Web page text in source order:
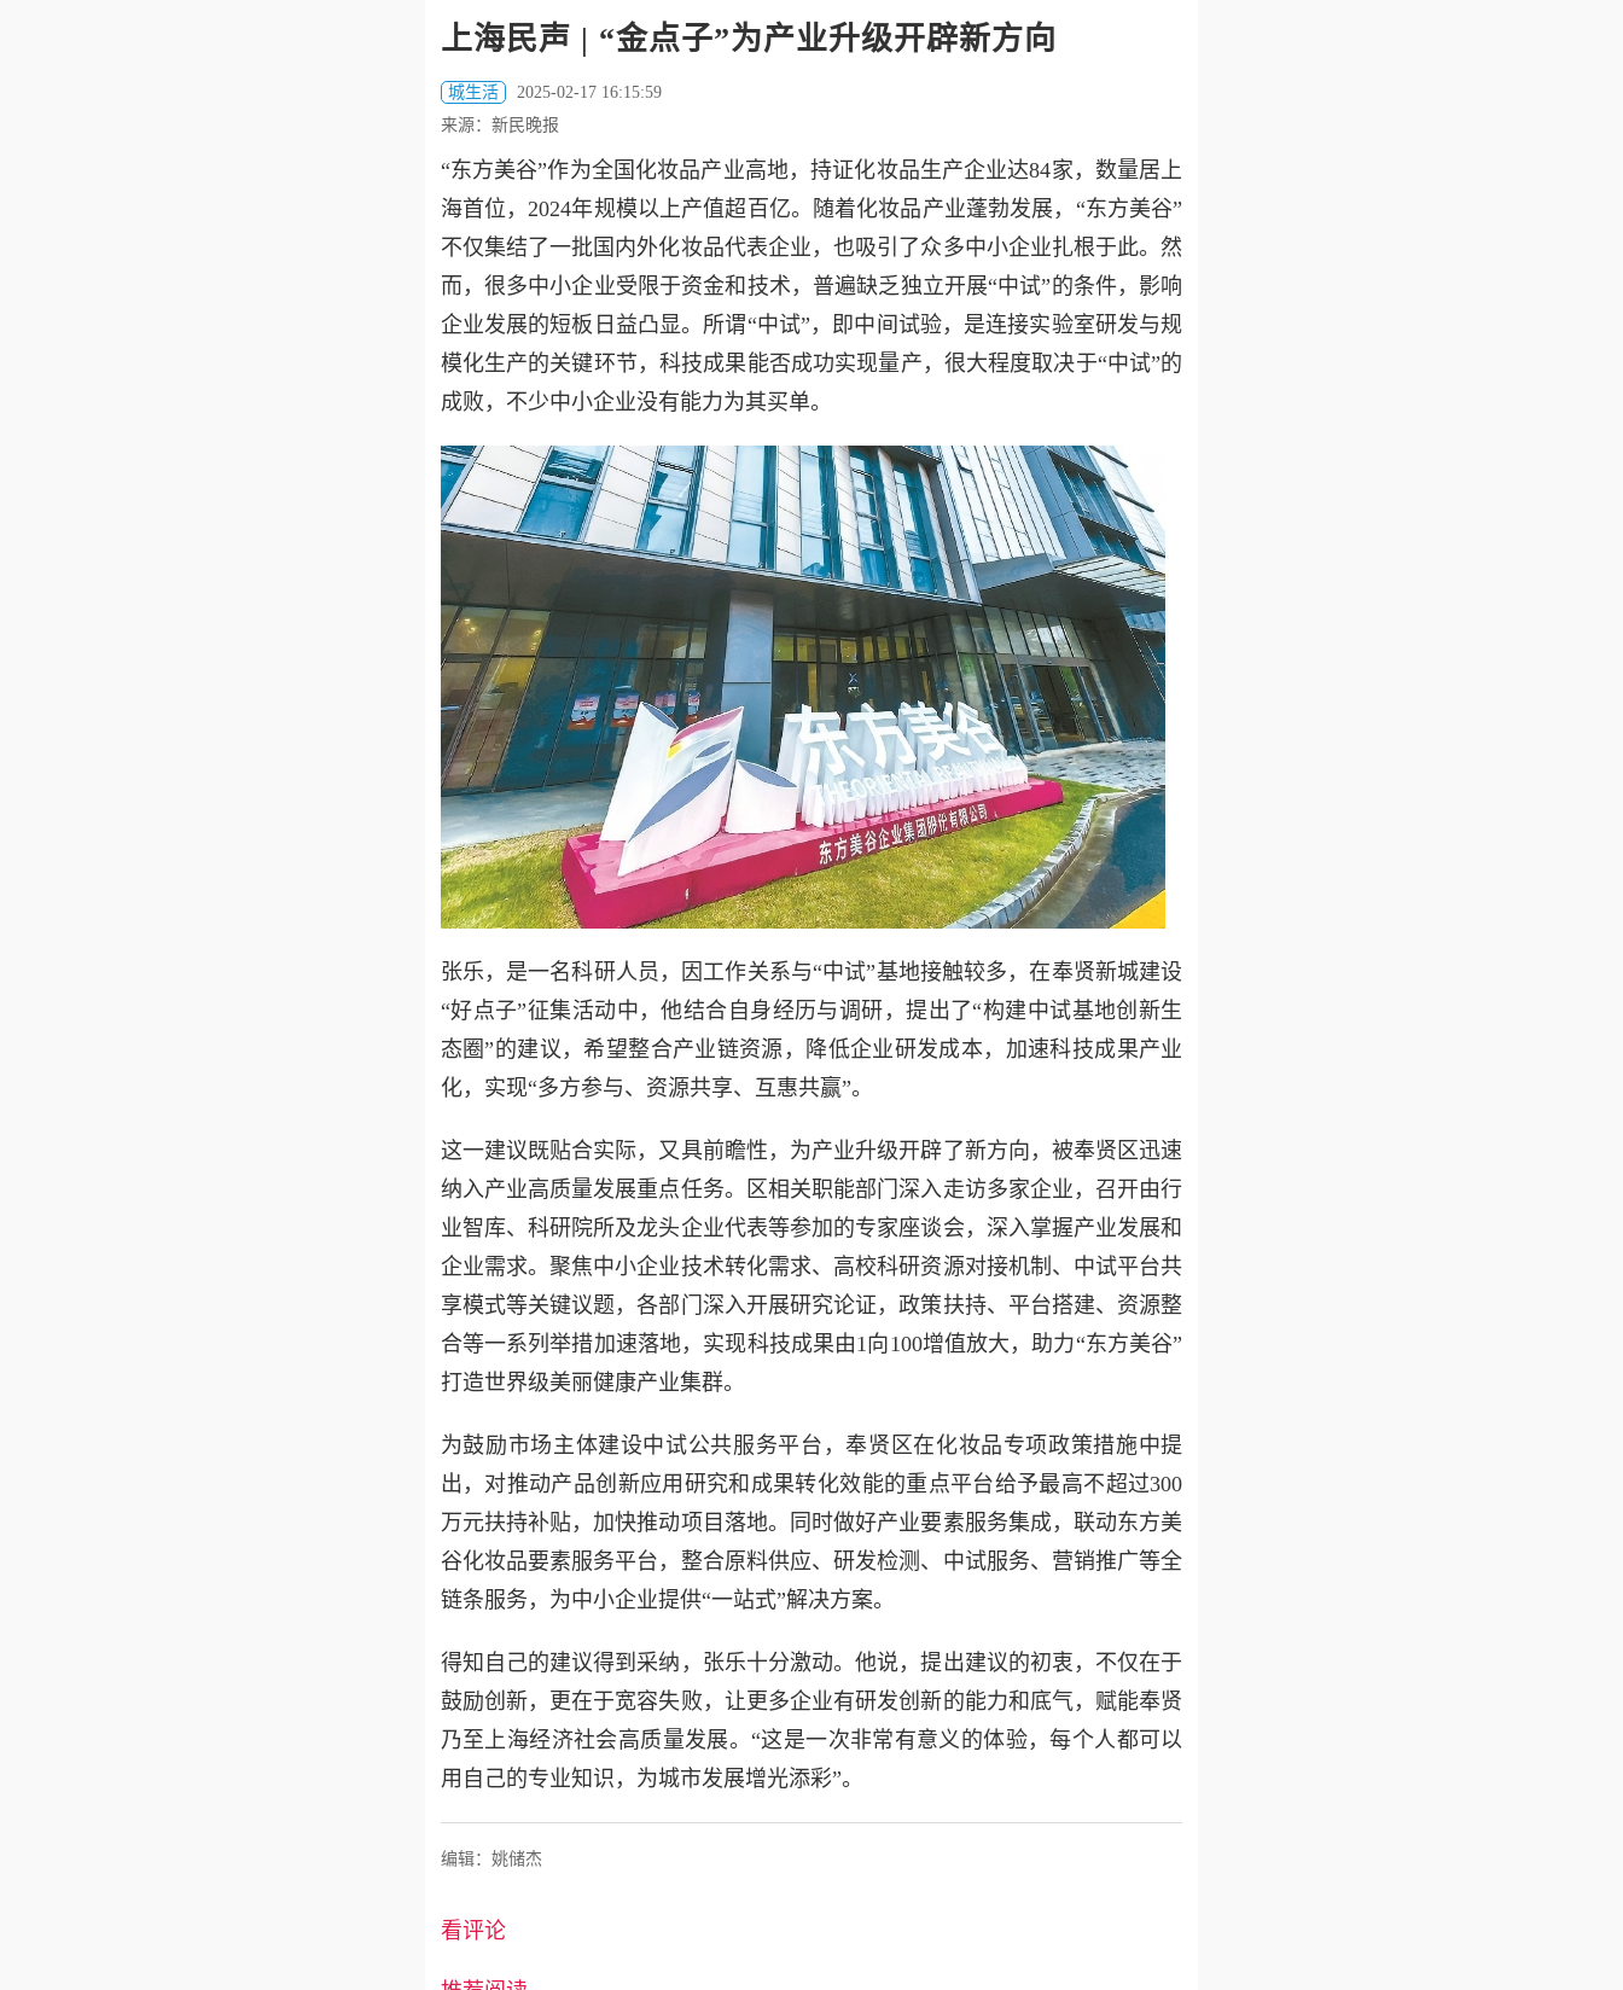
上海民声 | “金点子”为产业升级开辟新方向
城生活
2025-02-17 16:15:59
来源：新民晚报
“东方美谷”作为全国化妆品产业高地，持证化妆品生产企业达84家，数量居上
海首位，2024年规模以上产值超百亿。随着化妆品产业蓬勃发展，“东方美谷”
不仅集结了一批国内外化妆品代表企业，也吸引了众多中小企业扎根于此。然
而，很多中小企业受限于资金和技术，普遍缺乏独立开展“中试”的条件，影响
企业发展的短板日益凸显。所谓“中试”，即中间试验，是连接实验室研发与规
模化生产的关键环节，科技成果能否成功实现量产，很大程度取决于“中试”的
成败，不少中小企业没有能力为其买单。
张乐，是一名科研人员，因工作关系与“中试”基地接触较多，在奉贤新城建设
“好点子”征集活动中，他结合自身经历与调研，提出了“构建中试基地创新生
态圈”的建议，希望整合产业链资源，降低企业研发成本，加速科技成果产业
化，实现“多方参与、资源共享、互惠共赢”。
这一建议既贴合实际，又具前瞻性，为产业升级开辟了新方向，被奉贤区迅速
纳入产业高质量发展重点任务。区相关职能部门深入走访多家企业，召开由行
业智库、科研院所及龙头企业代表等参加的专家座谈会，深入掌握产业发展和
企业需求。聚焦中小企业技术转化需求、高校科研资源对接机制、中试平台共
享模式等关键议题，各部门深入开展研究论证，政策扶持、平台搭建、资源整
合等一系列举措加速落地，实现科技成果由1向100增值放大，助力“东方美谷”
打造世界级美丽健康产业集群。
为鼓励市场主体建设中试公共服务平台，奉贤区在化妆品专项政策措施中提
出，对推动产品创新应用研究和成果转化效能的重点平台给予最高不超过300
万元扶持补贴，加快推动项目落地。同时做好产业要素服务集成，联动东方美
谷化妆品要素服务平台，整合原料供应、研发检测、中试服务、营销推广等全
链条服务，为中小企业提供“一站式”解决方案。
得知自己的建议得到采纳，张乐十分激动。他说，提出建议的初衷，不仅在于
鼓励创新，更在于宽容失败，让更多企业有研发创新的能力和底气，赋能奉贤
乃至上海经济社会高质量发展。“这是一次非常有意义的体验，每个人都可以
用自己的专业知识，为城市发展增光添彩”。
编辑：姚储杰
看评论